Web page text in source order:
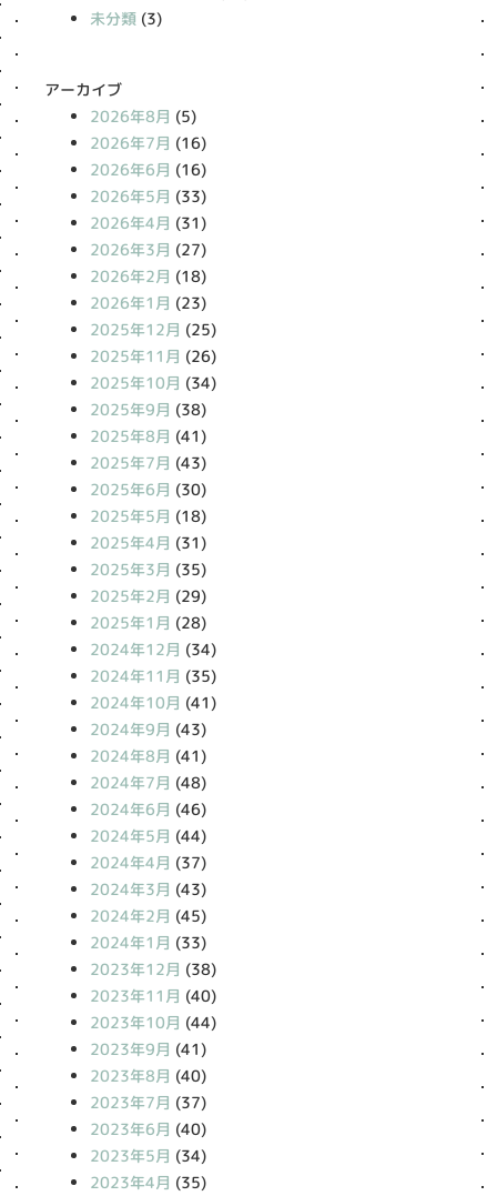
未分類 (3)
アーカイブ
2026年8月 (5)
2026年7月 (16)
2026年6月 (16)
2026年5月 (33)
2026年4月 (31)
2026年3月 (27)
2026年2月 (18)
2026年1月 (23)
2025年12月 (25)
2025年11月 (26)
2025年10月 (34)
2025年9月 (38)
2025年8月 (41)
2025年7月 (43)
2025年6月 (30)
2025年5月 (18)
2025年4月 (31)
2025年3月 (35)
2025年2月 (29)
2025年1月 (28)
2024年12月 (34)
2024年11月 (35)
2024年10月 (41)
2024年9月 (43)
2024年8月 (41)
2024年7月 (48)
2024年6月 (46)
2024年5月 (44)
2024年4月 (37)
2024年3月 (43)
2024年2月 (45)
2024年1月 (33)
2023年12月 (38)
2023年11月 (40)
2023年10月 (44)
2023年9月 (41)
2023年8月 (40)
2023年7月 (37)
2023年6月 (40)
2023年5月 (34)
2023年4月 (35)